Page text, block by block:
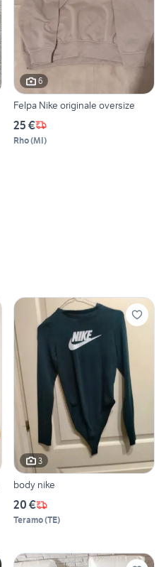
6
Felpa Nike originale oversize
25 €
Rho(MI)
3
body nike
20 €
Teramo(TE)